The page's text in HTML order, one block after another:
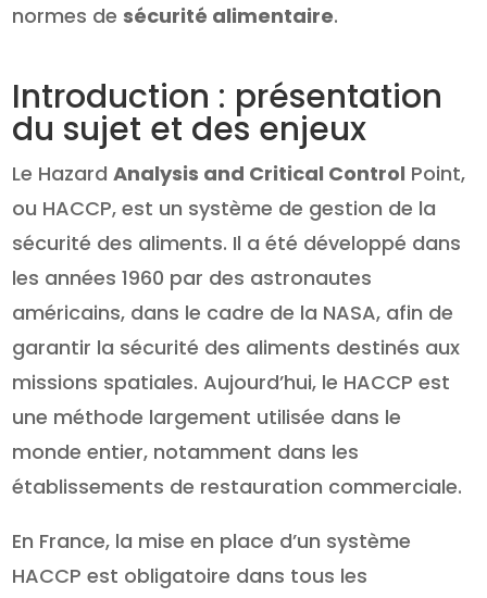
normes desécurité alimentaire.
Introduction : présentation
du sujet et des enjeux
Le HazardAnalysis and Critical Control Point,
ou HACCP, est un système de gestion de la
sécurité des aliments. Il a été développé dans
les années 1960 par des astronautes
américains, dans le cadre de la NASA, afin de
garantir la sécurité des aliments destinés aux
missions spatiales. Aujourd’hui, le HACCP est
une méthode largement utilisée dans le
monde entier, notamment dans les
établissements de restauration commerciale.
En France, la mise en place d’un système
HACCP est obligatoire dans tous les